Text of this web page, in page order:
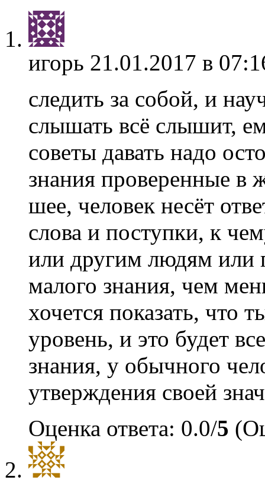
игорь 21.01.2017 в
следить за собой, и
слышать всё слышит,
советы давать надо
знания проверенные в
шее, человек несёт
слова и поступки, к
или другим людям или
малого знания, чем
хочется показать, что
уровень, и это будет
знания, у обычного
утверждения своей
Оценка ответа: 0.0/5